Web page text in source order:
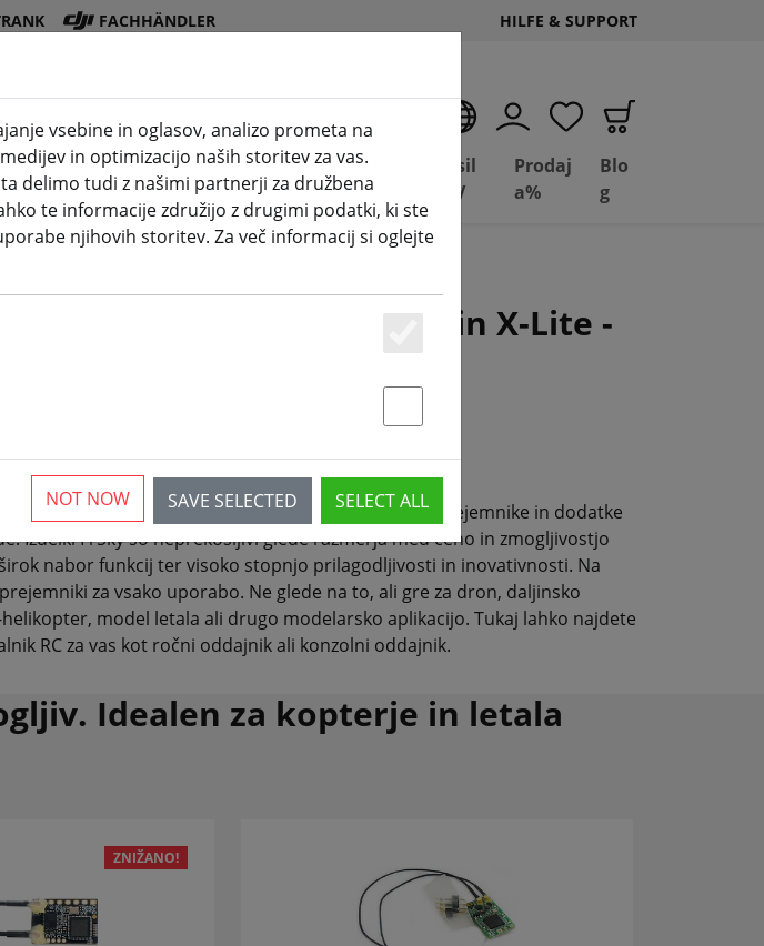
FACHHÄNDLER HILFE & SUPPORT
Propel
er
Dodat
ki
3D
tiskanje
Poslovanje
Depot
Basil
FPV
Prodaj
a%
Blo
g
X10S X9E, X9D, Q X7 in X-Lite -
ki razvija in proizvaja daljinske upravljalnike, sprejemnike in dodatke
Izdelki FrSky so neprekosljivi glede razmerja med ceno in zmogljivostjo
nabor funkcij ter visoko stopnjo prilagodljivosti in inovativnosti. Na
za vsako uporabo. Ne glede na to, ali gre za dron, daljinsko
model letala ali drugo modelarsko aplikacijo. Tukaj lahko najdete
RC za vas kot ročni oddajnik ali konzolni oddajnik.
Idealen za kopterje in letala
ZNIŽANO!
vsebine in oglasov, analizo prometa na
in optimizacijo naših storitev za vas.
delimo tudi z našimi partnerji za družbena
te informacije združijo z drugimi podatki, ki ste
njihovih storitev. Za več informacij si oglejte
SAVE SELECTED SELECT ALL
NOT NOW